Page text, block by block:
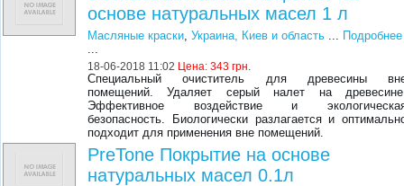
основе натуральных масел 1 л
Масляные краски,Украина, Киев и область ... Подробнее
...
18-06-2018 11:02 Цена:343 грн.
Специальный очиститель для древесины
помещений. Удаляет серый налет на
Эффективное воздействие и
безопасность. Биологически разлагается и
подходит для применения вне помещений.
PreTone Покрытие на основе
натуральных масел 0.1л